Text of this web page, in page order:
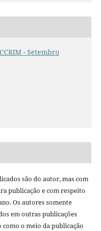
- Setembro
são do autor, mas com
publicação e com respeito
Os autores somente
em outras publicações
o meio da publicação